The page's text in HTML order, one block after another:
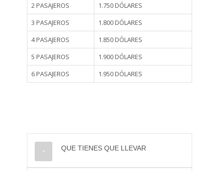
2 PASAJEROS
1.750 DÓLARES
3 PASAJEROS
1.800 DÓLARES
4 PASAJEROS
1.850 DÓLARES
5 PASAJEROS
1.900 DÓLARES
6 PASAJEROS
1.950 DÓLARES
QUE TIENES QUE LLEVAR